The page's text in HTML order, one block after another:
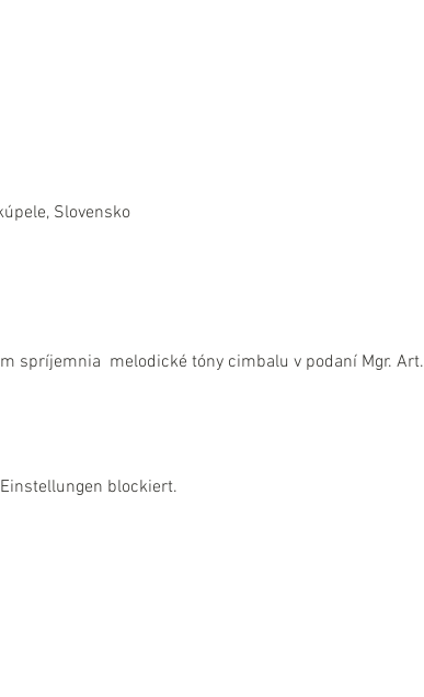
Slovensko
spríjemnia  melodické tóny cimbalu v podaní Mgr. Art.
blockiert.